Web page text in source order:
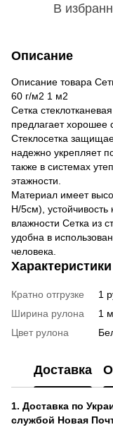
В
Описание
Описание товара
60 г/м2 1 м2
Сетка
предлагает хорошее
Стеклосетка
надежно укрепляет
также в системах
этажности.
Материал имеет
Н/5см), устойчивость
влажности Сетка из
удобна в
человека.
Характеристики
Кратно отгрузке
1
Ширина рулона
1
Цвет рулона
Доставка
1. Доставка по
службой Новая